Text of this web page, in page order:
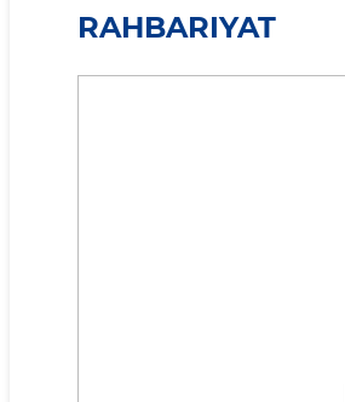
RAHBARIYAT